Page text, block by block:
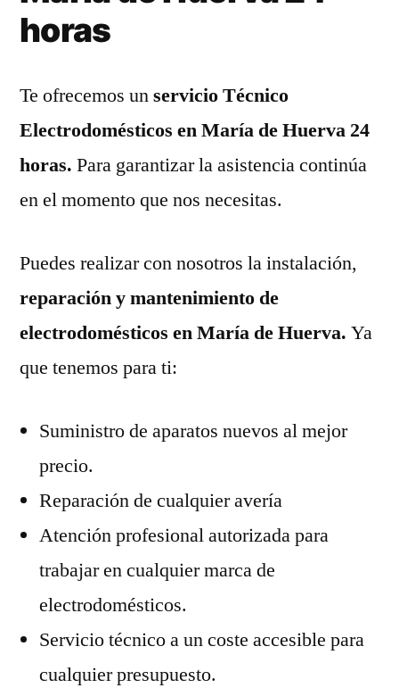
horas
Te ofrecemos unservicio Técnico
Electrodomésticos en María de Huerva 24
horas. Para garantizar la asistencia continúa
en el momento que nos necesitas.
Puedes realizar con nosotros la instalación,
reparación y mantenimiento de
electrodomésticos en María de Huerva. Ya
que tenemos para ti:
Suministro de aparatos nuevos al mejor
precio.
Reparación de cualquier avería
Atención profesional autorizada para
trabajar en cualquier marca de
electrodomésticos.
Servicio técnico a un coste accesible para
cualquier presupuesto.